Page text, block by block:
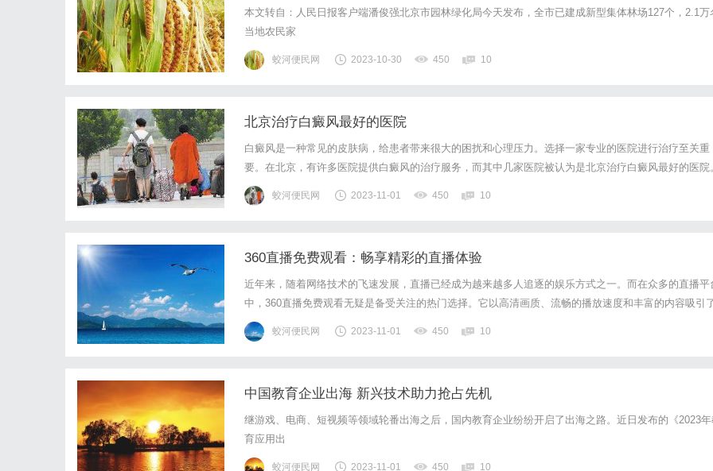
本文转自：人民日报客户端潘俊强北京市园林绿化局今天发布，全市已建成新型集体林场127个，2.1万
当地农民家
蛟河便民网 2023-10-30 450 10
北京治疗白癜风最好的医院
白癜风是一种常见的皮肤病，给患者带来很大的困扰和心理压力。选择一家专业的医院进行治疗至关重
要。在北京，有许多医院提供白癜风的治疗服务，而其中几家医院被认为是北京治疗白癜风最好的医院
首先，北京XX医院是一家非常知名的医疗机构，拥有先进的设备和专业的医护团队。该医院致力于白癜
风的研究和治疗，拥有多年的临床经验。他们采用综合治疗的方法，包括药物治疗、光疗、激光治...
蛟河便民网 2023-11-01 450 10
360直播免费观看：畅享精彩的直播体验
近年来，随着网络技术的飞速发展，直播已经成为越来越多人追逐的娱乐方式之一。而在众多的直播平
中，360直播免费观看无疑是备受关注的热门选择。它以高清画质、流畅的播放速度和丰富的内容吸引
无数观众的关注。360直播免费观看平台提供了各类精彩的直播内容，涵盖了体育赛事、音乐演唱会、综
艺节目、游戏竞技等多个领域。观众可以通过手机、电脑等设备随时随地观看自己感兴趣的...
蛟河便民网 2023-11-01 450 10
中国教育企业出海 新兴技术助力抢占先机
继游戏、电商、短视频等领域轮番出海之后，国内教育企业纷纷开启了出海之路。近日发布的《2023年
育应用出
蛟河便民网 2023-11-01 450 10